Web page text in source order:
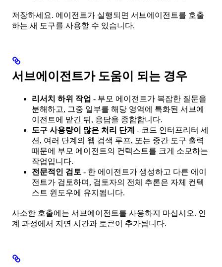
저장하세요. 에이전트가 실행되면 서브에이전트를 호출
하는 새 도구를 사용할 수 있습니다.
서브에이전트가 도움이 되는 경우
리서치 하위 작업 - 부모 에이전트가 복잡한 질문을
분해하고, 그중 일부를 해당 영역에 특화된 서브에
이전트에 맡긴 뒤, 응답을 종합합니다.
도구 사용량이 많은 처리 단계 - 코드 인터프리터 세
션, 여러 단계의 웹 검색 루프, 또는 중간 도구 출력
때문에 부모 에이전트의 컨텍스트를 크게 소모하는
작업입니다.
전문적인 검토 - 한 에이전트가 생성하고 다른 에이
전트가 검토하며, 검토자의 전체 추론은 자체 컨텍
스트 윈도우에 유지됩니다.
사소한 호출에는 서브에이전트를 사용하지 마십시오. 인
계 과정에서 지연 시간과 토큰이 추가됩니다.